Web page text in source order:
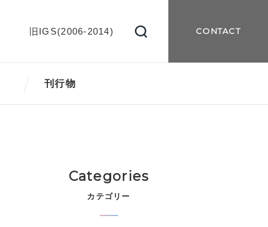
旧IGS(2006-2014) CONTACT
刊行物
Categories
カテゴリー